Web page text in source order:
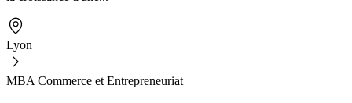
Lyon
MBA Commerce et Entrepreneuriat